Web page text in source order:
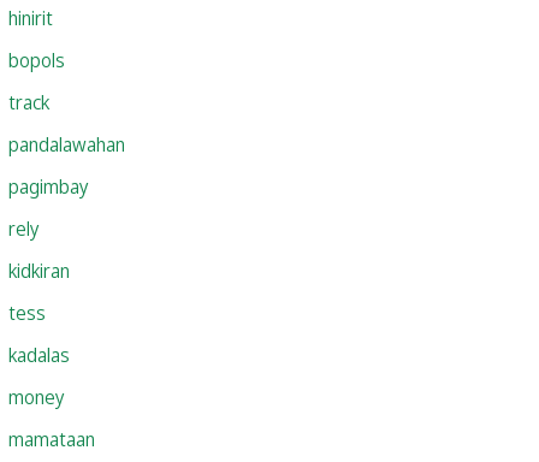
hinirit
bopols
track
pandalawahan
pagimbay
rely
kidkiran
tess
kadalas
money
mamataan